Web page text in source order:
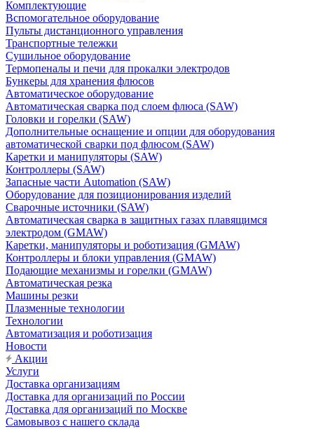
Комплектующие
Вспомогательное оборудование
Пульты дистанционного управления
Транспортные тележки
Сушильное оборудование
Термопеналы и печи для прокалки электродов
Бункеры для хранения флюсов
Автоматическое оборудование
Автоматическая сварка под слоем флюса (SAW)
Головки и горелки (SAW)
Дополнительные оснащение и опции для оборудования
автоматической сварки под флюсом (SAW)
Каретки и манипуляторы (SAW)
Контроллеры (SAW)
Запасные части Automation (SAW)
Оборудование для позиционирования изделий
Сварочные источники (SAW)
Автоматическая сварка в защитных газах плавящимся
электродом (GMAW)
Каретки, манипуляторы и роботизация (GMAW)
Контроллеры и блоки управления (GMAW)
Подающие механизмы и горелки (GMAW)
Автоматическая резка
Машины резки
Плазменные технологии
Технологии
Автоматизация и роботизация
Новости
Акции
Услуги
Доставка организациям
Доставка для организаций по России
Доставка для организаций по Москве
Самовывоз с нашего склада